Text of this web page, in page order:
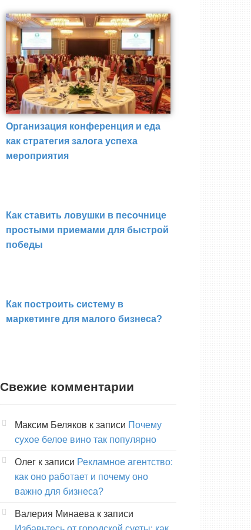
Организация конференция и еда
как стратегия залога успеха
мероприятия
Как ставить ловушки в песочнице
простыми приемами для быстрой
победы
Как построить систему в
маркетинге для малого бизнеса?
Свежие комментарии
Максим Беляков к записи Почему
сухое белое вино так популярно
Олег к записи Рекламное агентство:
как оно работает и почему оно
важно для бизнеса?
Валерия Минаева к записи